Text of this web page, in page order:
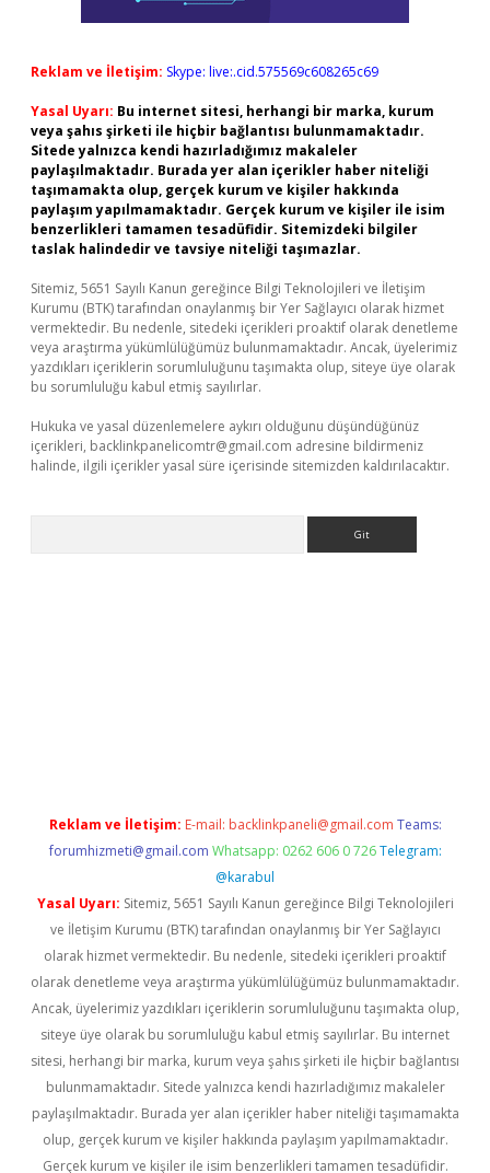
Reklam ve İletişim: Skype: live:.cid.575569c608265c69
Yasal Uyarı: Bu internet sitesi, herhangi bir marka, kurum
veya şahıs şirketi ile hiçbir bağlantısı bulunmamaktadır.
Sitede yalnızca kendi hazırladığımız makaleler
paylaşılmaktadır. Burada yer alan içerikler haber niteliği
taşımamakta olup, gerçek kurum ve kişiler hakkında
paylaşım yapılmamaktadır. Gerçek kurum ve kişiler ile isim
benzerlikleri tamamen tesadüfidir. Sitemizdeki bilgiler
taslak halindedir ve tavsiye niteliği taşımazlar.
Sitemiz, 5651 Sayılı Kanun gereğince Bilgi Teknolojileri ve İletişim
Kurumu (BTK) tarafından onaylanmış bir Yer Sağlayıcı olarak hizmet
vermektedir. Bu nedenle, sitedeki içerikleri proaktif olarak denetleme
veya araştırma yükümlülüğümüz bulunmamaktadır. Ancak, üyelerimiz
yazdıkları içeriklerin sorumluluğunu taşımakta olup, siteye üye olarak
bu sorumluluğu kabul etmiş sayılırlar.
Hukuka ve yasal düzenlemelere aykırı olduğunu düşündüğünüz
içerikleri, backlinkpanelicomtr@gmail.com adresine bildirmeniz
halinde, ilgili içerikler yasal süre içerisinde sitemizden kaldırılacaktır.
Reklam ve İletişim: E-mail: backlinkpaneli@gmail.com Teams:
forumhizmeti@gmail.com Whatsapp: 0262 606 0 726 Telegram:
@karabul
Yasal Uyarı: Sitemiz, 5651 Sayılı Kanun gereğince Bilgi Teknolojileri
ve İletişim Kurumu (BTK) tarafından onaylanmış bir Yer Sağlayıcı
olarak hizmet vermektedir. Bu nedenle, sitedeki içerikleri proaktif
olarak denetleme veya araştırma yükümlülüğümüz bulunmamaktadır.
Ancak, üyelerimiz yazdıkları içeriklerin sorumluluğunu taşımakta olup,
siteye üye olarak bu sorumluluğu kabul etmiş sayılırlar. Bu internet
sitesi, herhangi bir marka, kurum veya şahıs şirketi ile hiçbir bağlantısı
bulunmamaktadır. Sitede yalnızca kendi hazırladığımız makaleler
paylaşılmaktadır. Burada yer alan içerikler haber niteliği taşımamakta
olup, gerçek kurum ve kişiler hakkında paylaşım yapılmamaktadır.
Gerçek kurum ve kişiler ile isim benzerlikleri tamamen tesadüfidir.